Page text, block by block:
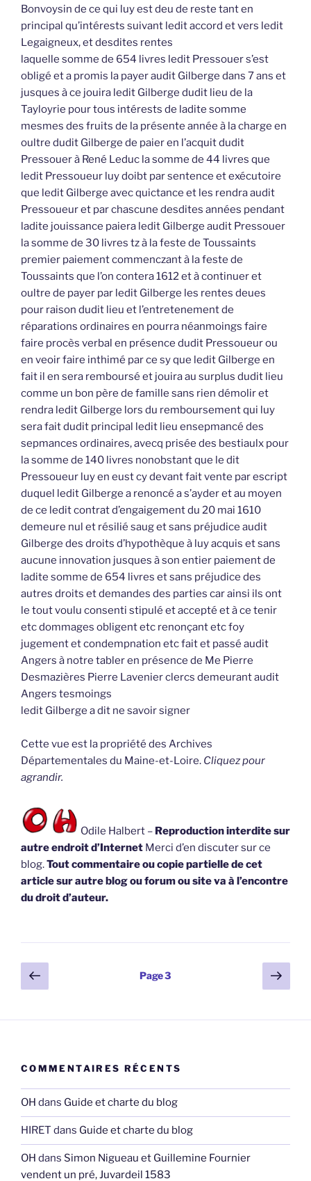
Bonvoysin de ce qui luy est deu de reste tant en
principal qu’intérests suivant ledit accord et vers ledit
Legaigneux, et desdites rentes
laquelle somme de 654 livres ledit Pressouer s’est
obligé et a promis la payer audit Gilberge dans 7 ans et
jusques à ce jouira ledit Gilberge dudit lieu de la
Tayloyrie pour tous intérests de ladite somme
mesmes des fruits de la présente année à la charge en
oultre dudit Gilberge de paier en l’acquit dudit
Pressouer à René Leduc la somme de 44 livres que
ledit Pressoueur luy doibt par sentence et exécutoire
que ledit Gilberge avec quictance et les rendra audit
Pressoueur et par chascune desdites années pendant
ladite jouissance paiera ledit Gilberge audit Pressouer
la somme de 30 livres tz à la feste de Toussaints
premier paiement commenczant à la feste de
Toussaints que l’on contera 1612 et à continuer et
oultre de payer par ledit Gilberge les rentes deues
pour raison dudit lieu et l’entretenement de
réparations ordinaires en pourra néanmoings faire
faire procès verbal en présence dudit Pressoueur ou
en veoir faire inthimé par ce sy que ledit Gilberge en
fait il en sera remboursé et jouira au surplus dudit lieu
comme un bon père de famille sans rien démolir et
rendra ledit Gilberge lors du remboursement qui luy
sera fait dudit principal ledit lieu ensepmancé des
sepmances ordinaires, avecq prisée des bestiaulx pour
la somme de 140 livres nonobstant que le dit
Pressoueur luy en eust cy devant fait vente par escript
duquel ledit Gilberge a renoncé a s’ayder et au moyen
de ce ledit contrat d’engaigement du 20 mai 1610
demeure nul et résilié saug et sans préjudice audit
Gilberge des droits d’hypothèque à luy acquis et sans
aucune innovation jusques à son entier paiement de
ladite somme de 654 livres et sans préjudice des
autres droits et demandes des parties car ainsi ils ont
le tout voulu consenti stipulé et accepté et à ce tenir
etc dommages obligent etc renonçant etc foy
jugement et condempnation etc fait et passé audit
Angers à notre tabler en présence de Me Pierre
Desmazières Pierre Lavenier clercs demeurant audit
Angers tesmoings
ledit Gilberge a dit ne savoir signer
Cette vue est la propriété des Archives
Départementales du Maine-et-Loire. Cliquez pour
agrandir.
Odile Halbert – Reproduction interdite sur
autre endroit d’Internet Merci d’en discuter sur ce
blog.Tout commentaire ou copie partielle de cet
article sur autre blog ou forum ou site va à l’encontre
du droit d’auteur.
Pagination
des
Page
précédente
Page3
Page
COMMENTAIRES RÉCENTS
OH dans Guide et charte du blog
HIRET dans Guide et charte du blog
OH dans Simon Nigueau et Guillemine Fournier
vendent un pré, Juvardeil 1583